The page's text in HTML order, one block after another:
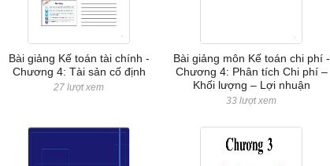
Bài giảng Kế toán tài chính -
Chương 4: Tài sản cố định
27 lượt xem
Bài giảng môn Kế toán chi phí -
Chương 4: Phân tích Chi phí –
Khối lượng – Lợi nhuận
33 lượt xem